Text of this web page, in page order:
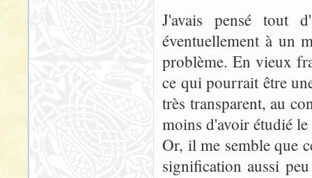
J'avais pensé tout
éventuellement à un
problème. En vieux
ce qui pourrait être
très transparent, au
moins d'avoir étudié
Or, il me semble que
signification aussi